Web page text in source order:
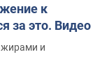
к
за это. Видео
и